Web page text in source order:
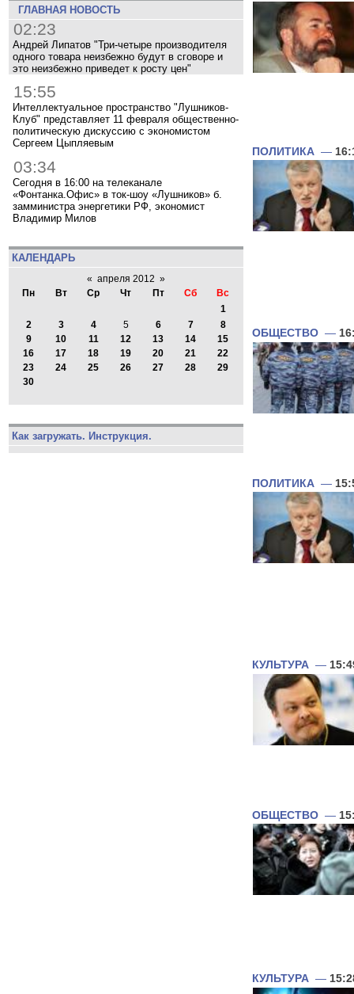
ГЛАВНАЯ НОВОСТЬ
02:23
Андрей Липатов "Три-четыре производителя
одного товара неизбежно будут в сговоре и
это неизбежно приведет к росту цен"
15:55
Интеллектуальное пространство "Лушников-
Клуб" представляет 11 февраля общественно-
политическую дискуссию с экономистом
Сергеем Цыпляевым
03:34
Сегодня в 16:00 на телеканале
«Фонтанка.Офис» в ток-шоу «Лушников» б.
замминистра энергетики РФ, экономист
Владимир Милов
КАЛЕНДАРЬ
« апреля 2012 »
Пн
Вт Ср Чт Пт Сб
Вс
1
2
3 4 5 6 7
8
9
10 11 12 13 14
15
16
17 18 19 20 21
22
23
24 25 26 27 28
29
30
Как загружать. Инструкция.
ПОЛИТИКА —
ОБЩЕСТВО —
ПОЛИТИКА —
КУЛЬТУРА —
ОБЩЕСТВО —
КУЛЬТУРА —